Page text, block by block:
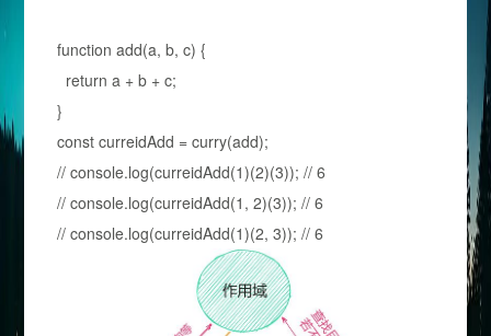
function add(a, b, c) {
return a + b + c;
}
const curreidAdd = curry(add);
// console.log(curreidAdd(1)(2)(3)); // 6
// console.log(curreidAdd(1, 2)(3)); // 6
// console.log(curreidAdd(1)(2, 3)); // 6